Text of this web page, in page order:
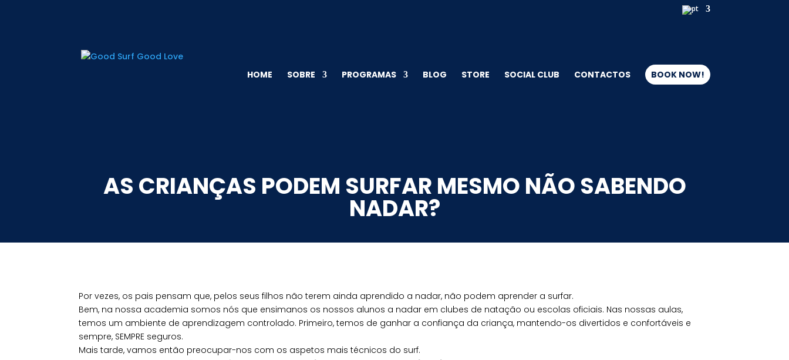
HOME SOBRE PROGRAMAS BLOG STORE SOCIAL CLUB CONTACTOS BOOK NOW!
AS CRIANÇAS PODEM SURFAR MESMO NÃO SABENDO
NADAR?
Por vezes, os pais pensam que, pelos seus filhos não terem ainda aprendido a nadar, não podem aprender a surfar.
Bem, na nossa academia somos nós que ensimanos os nossos alunos a nadar em clubes de natação ou escolas oficiais. Nas nossas aulas,
temos um ambiente de aprendizagem controlado. Primeiro, temos de ganhar a confiança da criança, mantendo-os divertidos e confortáveis e
sempre, SEMPRE seguros.
Mais tarde, vamos então preocupar-nos com os aspetos mais técnicos do surf.